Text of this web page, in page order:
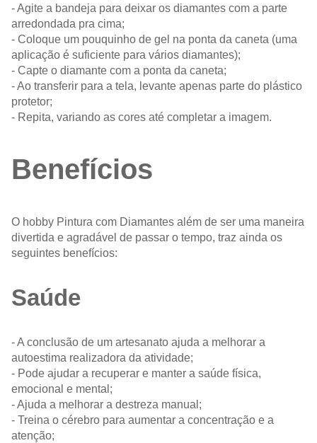
- Agite a bandeja para deixar os diamantes com a parte
arredondada pra cima;
- Coloque um pouquinho de gel na ponta da caneta (uma
aplicação é suficiente para vários diamantes);
- Capte o diamante com a ponta da caneta;
- Ao transferir para a tela, levante apenas parte do plástico
protetor;
- Repita, variando as cores até completar a imagem.
Benefícios
O hobby Pintura com Diamantes além de ser uma maneira
divertida e agradável de passar o tempo, traz ainda os
seguintes benefícios:
Saúde
- A conclusão de um artesanato ajuda a melhorar a
autoestima realizadora da atividade;
- Pode ajudar a recuperar e manter a saúde física,
emocional e mental;
- Ajuda a melhorar a destreza manual;
- Treina o cérebro para aumentar a concentração e a
atenção;